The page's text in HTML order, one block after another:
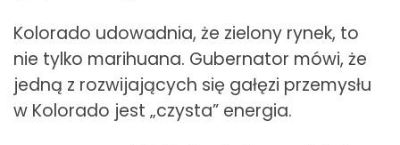
Kolorado udowadnia, że zielony rynek, to
nie tylko marihuana. Gubernator mówi, że
jedną z rozwijających się gałęzi przemysłu
w Kolorado jest „czysta” energia.